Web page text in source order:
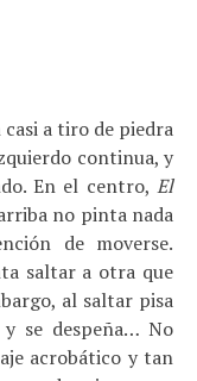
a tiro de piedra
continua, y
En el centro, El
no pinta nada
de moverse.
saltar a otra que
al saltar pisa
se despeña… No
acrobático y tan